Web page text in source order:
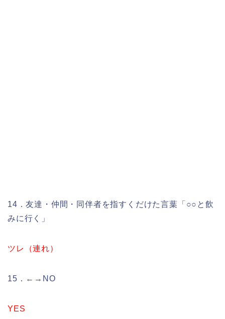
14．友達・仲間・同伴者を指すくだけた言葉「○○と飲
みに行く」
ツレ（連れ）
15．←→NO
YES